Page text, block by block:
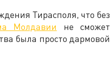
Тирасполя, что без
Молдавии не сможет
была просто дармовой